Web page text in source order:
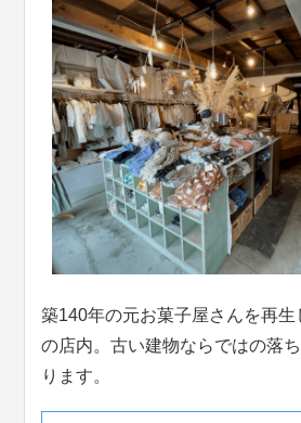
築140年の元お菓子屋さんを再生
の店内。古い建物ならではの落
ります。